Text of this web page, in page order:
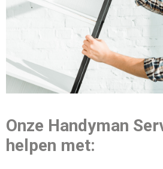
Onze Handyman
helpen met: